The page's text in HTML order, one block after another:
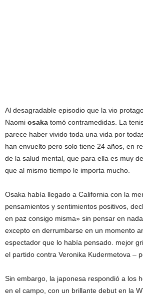
Al desagradable episodio que la vio
Naomi osaka tomó contramedidas. La
parece haber vivido toda una vida por
han envuelto pero solo tiene 24 años, en
de la salud mental, que para ella es muy
que al mismo tiempo le importa mucho.
Osaka había llegado a California con la
pensamientos y sentimientos positivos,
en paz consigo misma» sin pensar en
excepto en derrumbarse en un momento
espectador que lo había pensado. mejor
el partido contra Veronika Kudermetova –
Sin embargo, la japonesa respondió a los
en el campo, con un brillante debut en la